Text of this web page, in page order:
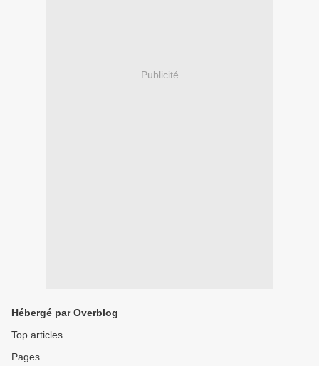
Publicité
Hébergé par Overblog
Top articles
Pages